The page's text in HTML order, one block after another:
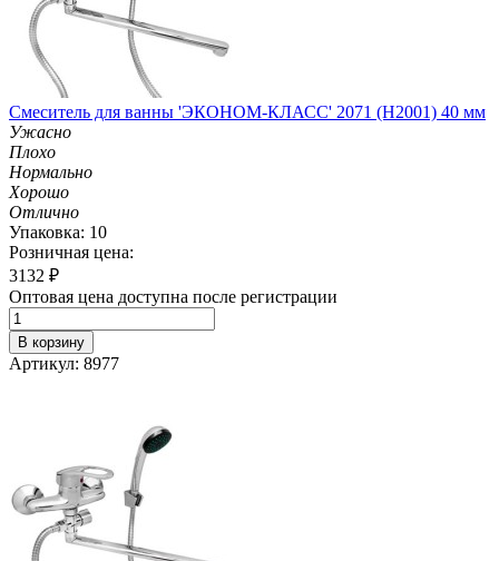
Смеситель для ванны 'ЭКОНОМ-КЛАСС' 2071 (H2001) 40 мм
Ужасно
Плохо
Нормально
Хорошо
Отлично
Упаковка: 10
Розничная цена:
3132 ₽
Оптовая цена доступна после регистрации
В корзину
Артикул: 8977